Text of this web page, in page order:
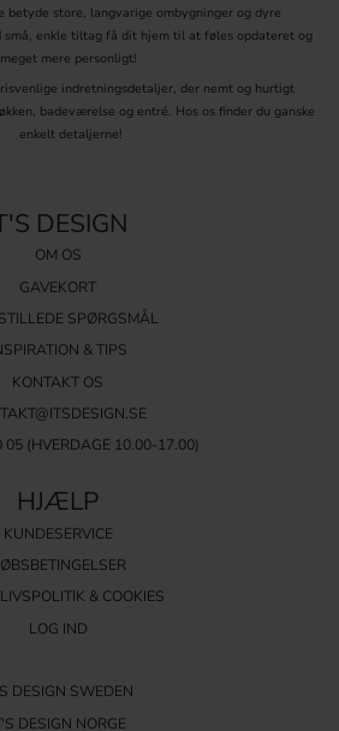
betyde store, langvarige ombygninger og dyre
små, enkle tiltag få dit hjem til at føles opdateret og
meget mere personligt!
indretningsdetaljer, der nemt og hurtigt
badeværelse og entré. Hos os finder du ganske
enkelt detaljerne!
DESIGN
OM OS
GAVEKORT
SPØRGSMÅL
& TIPS
KONTAKT OS
(HVERDAGE 10.00-17.00)
HJÆLP
KUNDESERVICE
& COOKIES
LOG IND
DESIGN SWEDEN
DESIGN NORGE